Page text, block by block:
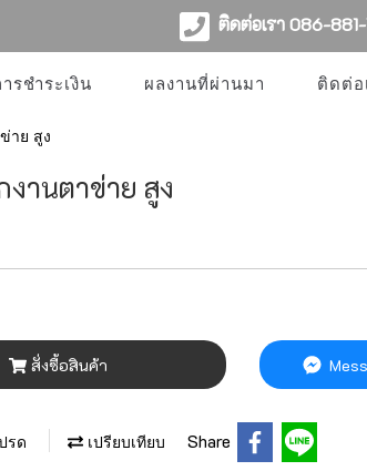
ติดต่อเรา 086-
รชำระเงิน ผลงานที่ผ่านมา ติดต่อ
าย สูง
งานตาข่าย สูง
สั่งซื้อสินค้า
รด เปรียบเทียบ Share